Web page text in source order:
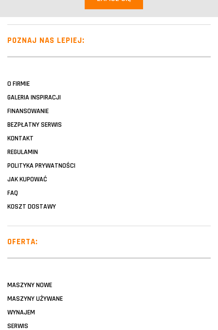
POZNAJ NAS LEPIEJ:
O FIRMIE
GALERIA INSPIRACJI
FINANSOWANIE
BEZPŁATNY SERWIS
KONTAKT
REGULAMIN
POLITYKA PRYWATNOŚCI
JAK KUPOWAĆ
FAQ
KOSZT DOSTAWY
OFERTA:
MASZYNY NOWE
MASZYNY UŻYWANE
WYNAJEM
SERWIS